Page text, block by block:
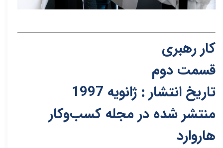
کار رهبری
قسمت دوم
تاریخ انتشار : ژانویه 1997
منتشر شده در مجله کسب‌و‌کار
هاروارد